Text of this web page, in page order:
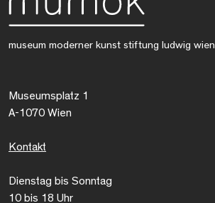
museum moderner kunst stiftung ludwig wien
Museumsplatz 1
A-1070 Wien
Kontakt
Dienstag bis Sonntag
10 bis 18 Uhr